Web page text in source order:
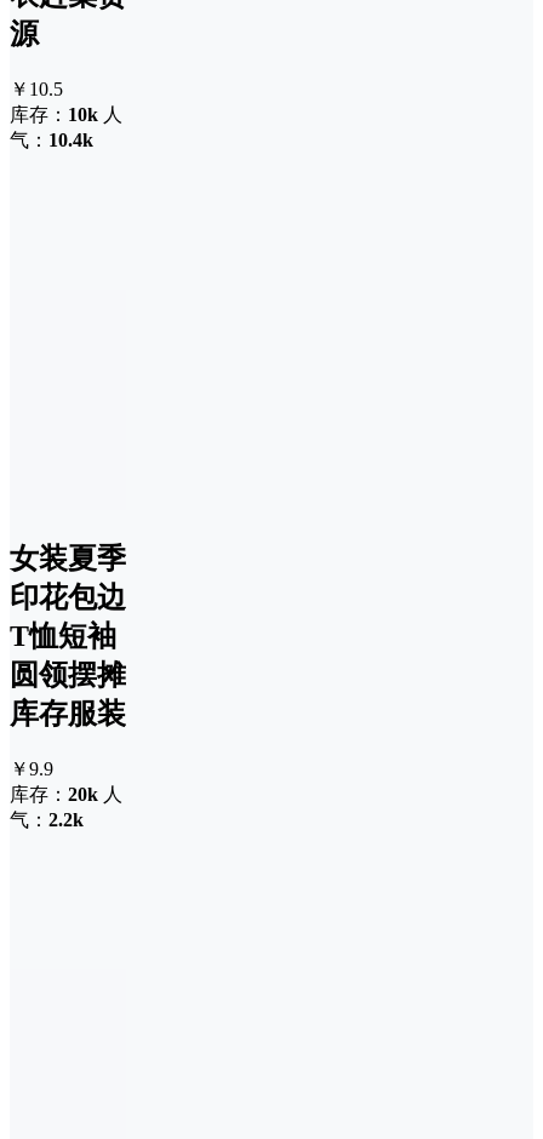
源
￥10.5
库存： 10k 人
气： 10.4k
女装夏季
印花包边
T恤短袖
圆领摆摊
库存服装
￥9.9
库存： 20k 人
气： 2.2k